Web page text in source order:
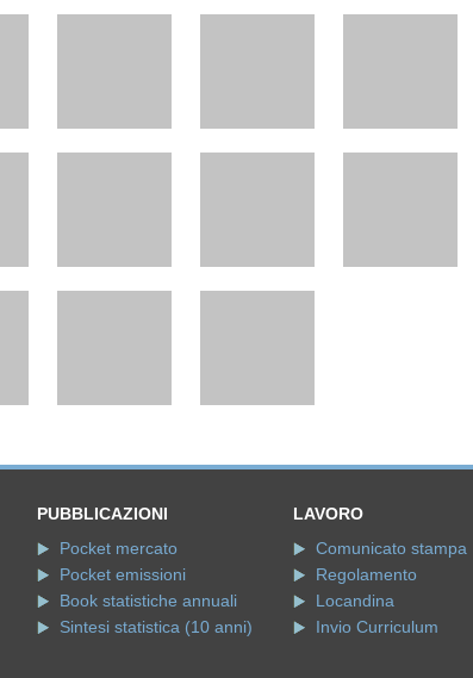
PUBBLICAZIONI
Pocket mercato
Pocket emissioni
Book statistiche annuali
Sintesi statistica (10 anni)
LAVORO
Comunicato stampa
Regolamento
Locandina
Invio Curriculum